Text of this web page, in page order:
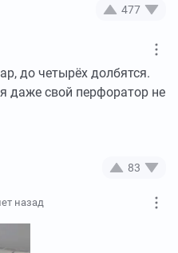
477
до четырёх долбятся.
даже свой перфоратор не
83
назад